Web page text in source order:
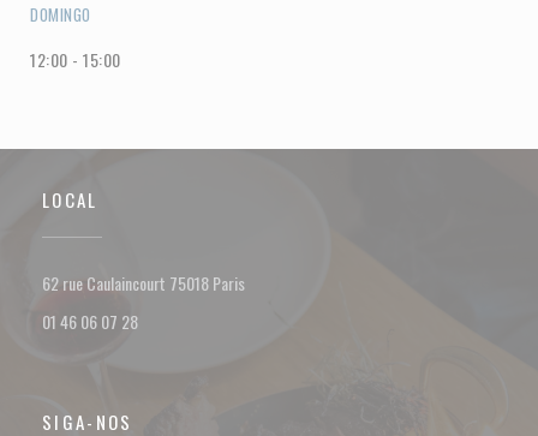
DOMINGO
12:00 - 15:00
LOCAL
62 rue Caulaincourt 75018 Paris((abre numa nova janela))
01 46 06 07 28
SIGA-NOS